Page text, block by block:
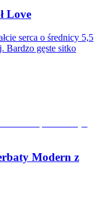
Love
serca o średnicy 5,5
Bardzo gęste sitko
Modern z